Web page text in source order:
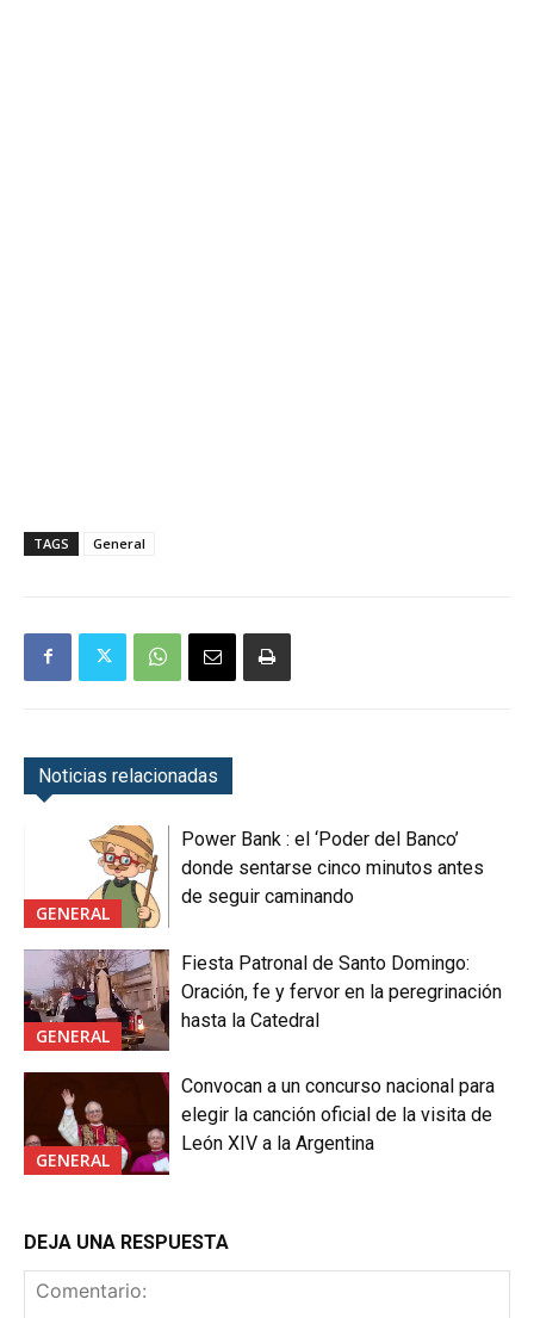
TAGS General
Noticias relacionadas
GENERAL
Power Bank : el ‘Poder del Banco’
donde sentarse cinco minutos antes
de seguir caminando
GENERAL
Fiesta Patronal de Santo Domingo:
Oración, fe y fervor en la peregrinación
hasta la Catedral
GENERAL
Convocan a un concurso nacional para
elegir la canción oficial de la visita de
León XIV a la Argentina
DEJA UNA RESPUESTA